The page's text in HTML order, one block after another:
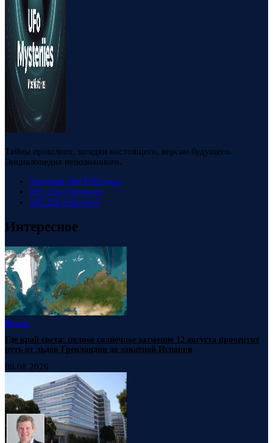
Тайны прошлого, загадки настоящего, версии будущего.
Энциклопедия непознанного.
Telegram 88k Followers
RSS 23k Followers
VK 23k Followers
Интересное
Наука
Где край света: полное солнечное затмение 12 августа прочертит
путь от льдов Гренландии до закатной Испании
06.08.2026